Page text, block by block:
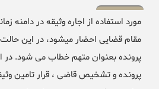
مورد استفاده از اجاره وثیقه در
مقام قضایی احضار میشود، در این
پرونده بعنوان متهم خطاب می شود. در
پرونده و تشخیص قاضی ، قرار تامین